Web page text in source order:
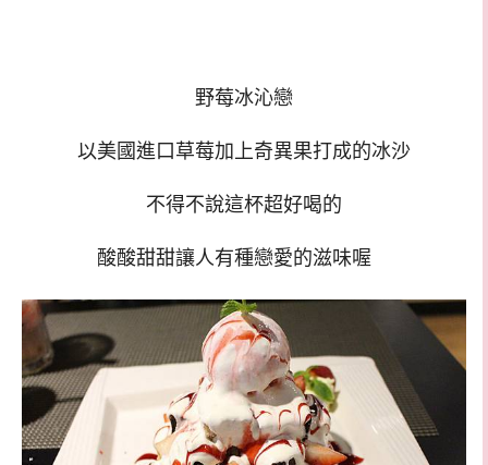
野莓冰沁戀
以美國進口草莓加上奇異果打成的冰沙
不得不說這杯超好喝的
酸酸甜甜讓人有種戀愛的滋味喔